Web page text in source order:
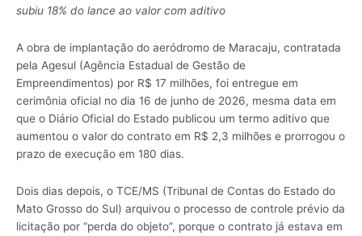
subiu 18% do lance ao valor com aditivo
A obra de implantação do aeródromo de Maracaju, contratada
pela Agesul (Agência Estadual de Gestão de
Empreendimentos) por R$ 17 milhões, foi entregue em
cerimônia oficial no dia 16 de junho de 2026, mesma data em
que o Diário Oficial do Estado publicou um termo aditivo que
aumentou o valor do contrato em R$ 2,3 milhões e prorrogou o
prazo de execução em 180 dias.
Dois dias depois, o TCE/MS (Tribunal de Contas do Estado do
Mato Grosso do Sul) arquivou o processo de controle prévio da
licitação por “perda do objeto”, porque o contrato já estava em